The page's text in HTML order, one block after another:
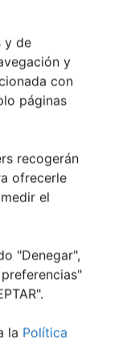
y de
y
con
páginas
recogerán
ofrecerle
el
"Denegar",
"
la Política
Gran Evento